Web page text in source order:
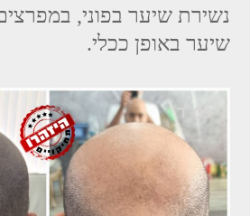
נשירת שיער בפוני,
שיער באופן ככלי.